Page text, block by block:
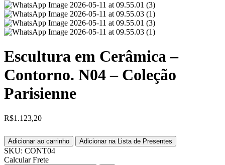
Escultura em Cerâmica –
Contorno. N04 – Coleção
Parisienne
R$1.123,20
Adicionar ao carrinho Adicionar na Lista de Presentes
SKU: CONT04
Calcular Frete